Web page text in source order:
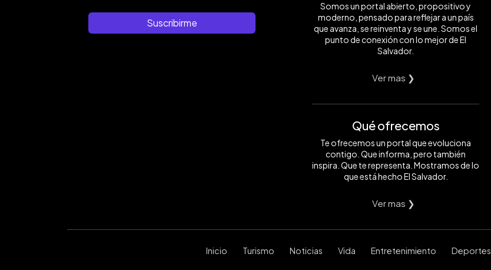
Suscribirme
Somos un portal abierto, propositivo y
moderno, pensado para reflejar a un país
que avanza, se reinventa y se une. Somos el
punto de conexión con lo mejor de El
Salvador.
Ver mas ❯
Qué ofrecemos
Te ofrecemos un portal que evoluciona
contigo. Que informa, pero también
inspira. Que te representa. Mostramos de lo
que está hecho El Salvador.
Ver mas ❯
Inicio Turismo Noticias Vida Entretenimiento Deportes